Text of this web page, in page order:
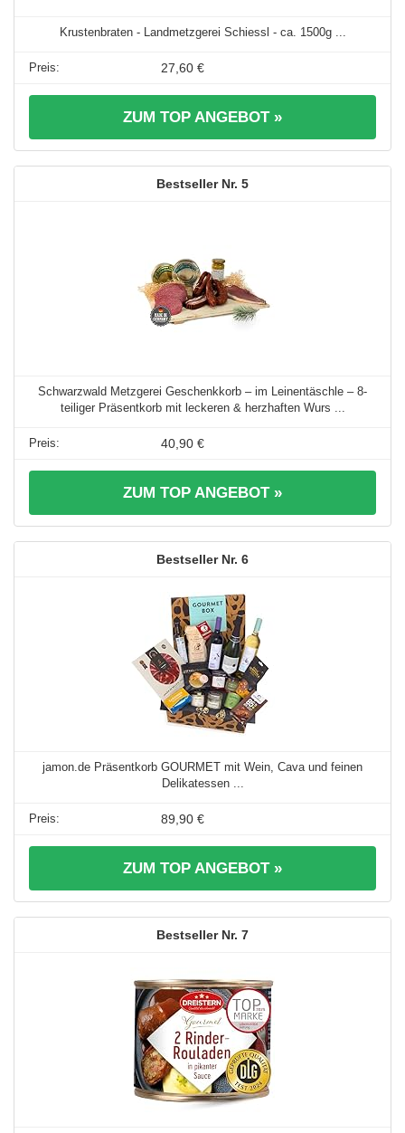
Krustenbraten - Landmetzgerei Schiessl - ca. 1500g ...
27,60 €
ZUM TOP ANGEBOT »
5
Schwarzwald Metzgerei Geschenkkorb – im Leinentäschle – 8-
teiliger Präsentkorb mit leckeren & herzhaften Wurs ...
40,90 €
ZUM TOP ANGEBOT »
6
jamon.de Präsentkorb GOURMET mit Wein, Cava und feinen
Delikatessen ...
89,90 €
ZUM TOP ANGEBOT »
7